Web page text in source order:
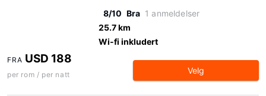
8/10 Bra 1 anmeldelser
25.7 km
Wi-fi inkludert
FRA USD 188
per rom / per natt Velg